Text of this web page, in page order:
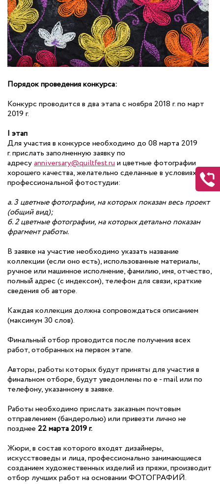
Порядок проведения конкурса:
Конкурс проводится в два этапа с ноября 2018 г. по март
2019 г.
I этап
Для участия в конкурсе необходимо до 08 марта 2019
г. прислать заполненную заявку по
адресуanniversary@quiltfest.ruи цветные фотографии
хорошего качества, желательно сделанные в условиях
профессиональной фотостудии:
а. 3 цветные фотографии, на которых показан весь проект
(общий вид);
б. 2 цветные фотографии, на которых детально показан
фрагмент работы.
В заявке на участие необходимо указать название
коллекции (если оно есть), использованные материалы,
ручное или машинное исполнение, фамилию, имя, отчество,
полный адрес (с индексом), телефон для связи, краткие
сведения об авторе.
Каждая коллекция должна сопровождаться описанием
(максимум 30 слов).
Финальный отбор проводится после получения всех
работ, отобранных на первом этапе.
Авторы, работы которых будут приняты для участия в
финальном отборе, будут уведомлены по e - mail или по
телефону, указанному в заявке.
Работы необходимо прислать заказным почтовым
отправлением (бандеролью) или привезти лично не
позднее 22 марта 2019 г.
Жюри, в состав которого входят дизайнеры,
искусствоведы и лица, профессионально занимающиеся
созданием художественных изделий из пряжи, производит
отбор лучших работ на основании ФОТОГРАФИЙ.